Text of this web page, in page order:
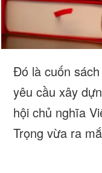
Đó là cuốn
yêu cầu xây
hội chủ nghĩa
Trọng vừa ra